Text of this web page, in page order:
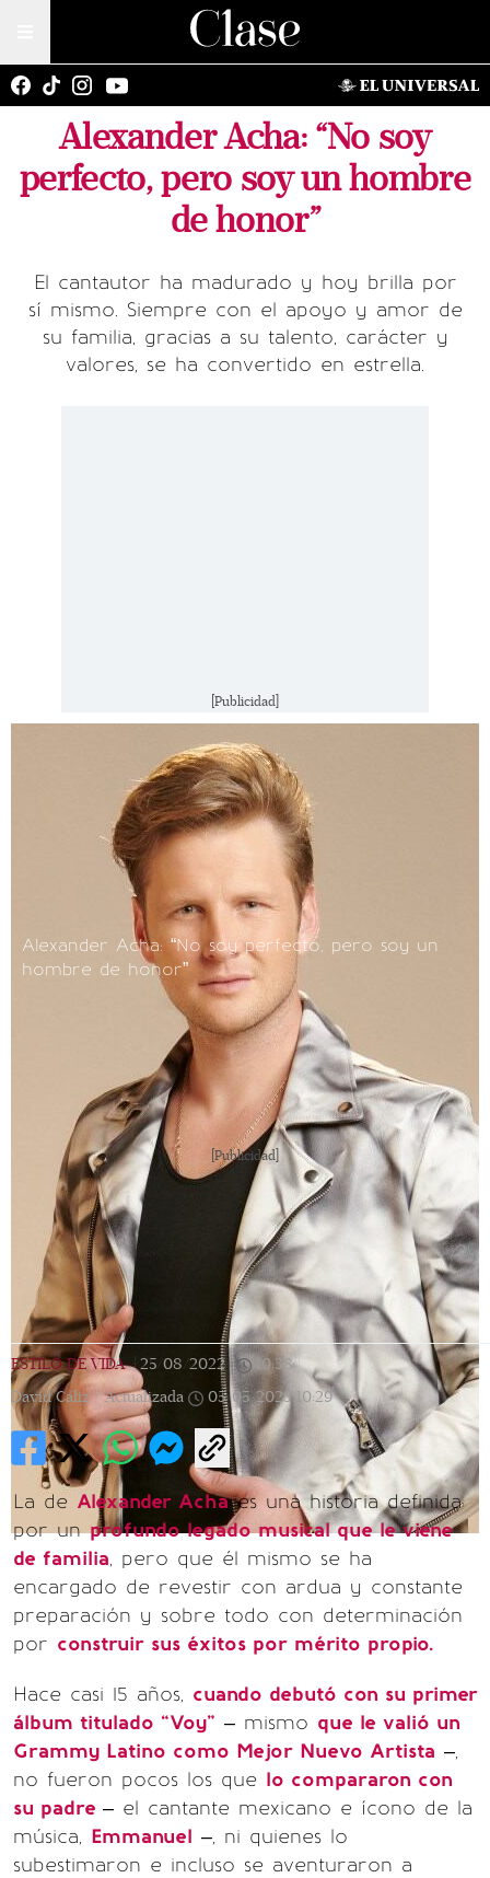
Alexander Acha: “No soy
perfecto, pero soy un hombre
de honor”
El cantautor ha madurado y hoy brilla por
sí mismo. Siempre con el apoyo y amor de
su familia, gracias a su talento, carácter y
valores, se ha convertido en estrella.
[Publicidad]
Alexander Acha: “No soy perfecto, pero soy un
hombre de honor”
[Publicidad]
ESTILO DE VIDA | 25/08/2022 10:38 |
David Cáliz | Actualizada 05/05/2023 10:29
La de Alexander Achaes una historia definida
por unprofundo legado musical que le viene
de familia, pero que él mismo se ha
encargado de revestir con ardua y constante
preparación y sobre todo con determinación
por construir sus éxitos por mérito propio.
Hace casi 15 años, cuando debutó con su primer
álbum titulado “Voy” – mismo que le valió un
Grammy Latino como Mejor Nuevo Artista –,
no fueron pocos los que lo compararon con
su padre – el cantante mexicano e ícono de la
música, Emmanuel –, ni quienes lo
subestimaron e incluso se aventuraron a